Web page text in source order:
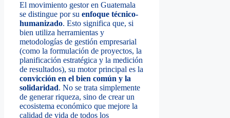
El movimiento gestor en Guatemala
se distingue por su enfoque técnico-
humanizado. Esto significa que, si
bien utiliza herramientas y
metodologías de gestión empresarial
(como la formulación de proyectos, la
planificación estratégica y la medición
de resultados), su motor principal es la
convicción en el bien común y la
solidaridad. No se trata simplemente
de generar riqueza, sino de crear un
ecosistema económico que mejore la
calidad de vida de todos los